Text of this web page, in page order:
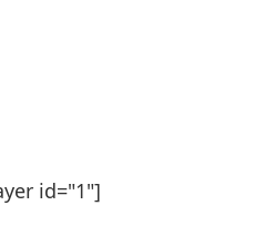
id="1"]